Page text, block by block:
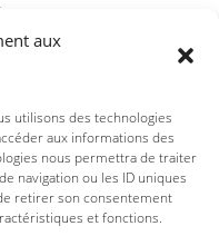
aux
utilisons des technologies
aux informations des
nous permettra de traiter
navigation ou les ID uniques
retirer son consentement
et fonctions.